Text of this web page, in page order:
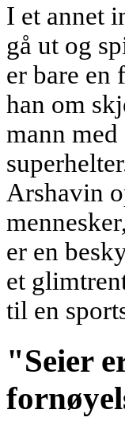
I et annet
gå ut og
er bare en
han om
mann
Arshavin
er en
et
til en
"Seier